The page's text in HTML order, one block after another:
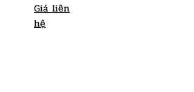
Giá liên
hệ